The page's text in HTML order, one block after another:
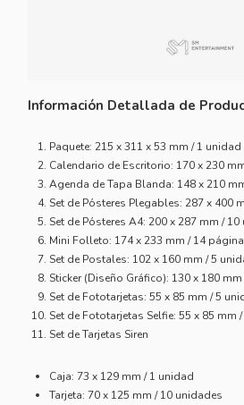
Información Detallada de
Paquete: 215 x 311 x 53 mm / 1 unidad
Calendario de Escritorio: 170 x 230
Agenda de Tapa Blanda: 148 x 210
Set de Pósteres Plegables: 287 x 400
Set de Pósteres A4: 200 x 287 mm /
Mini Folleto: 174 x 233 mm / 14
Set de Postales: 102 x 160 mm / 5
Sticker (Diseño Gráfico): 130 x 180
Set de Fototarjetas: 55 x 85 mm / 5
Set de Fototarjetas Selfie: 55 x 85 mm
Set de Tarjetas Siren
Caja: 73 x 129 mm / 1 unidad
Tarjeta: 70 x 125 mm / 10 unidades